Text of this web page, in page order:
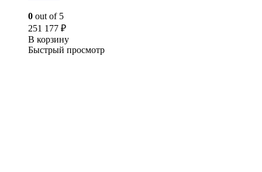
0 out of 5
251 177 ₽
В корзину
Быстрый просмотр